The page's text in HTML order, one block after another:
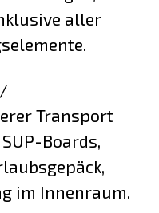
aller
Transport
Boards,
im Innenraum.